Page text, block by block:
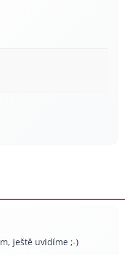
ještě uvidíme ;-)